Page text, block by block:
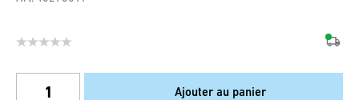
Ajouter au panier